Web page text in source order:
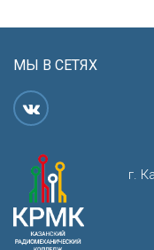
МЫ В СЕТЯХ
г.